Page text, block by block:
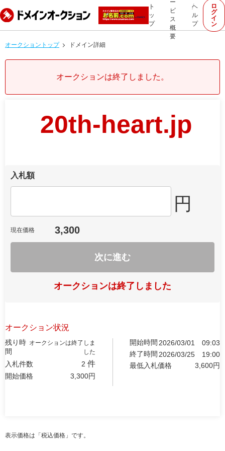
ト
ッ
プ
ー
ビ
ス
概
要
ヘ
ル
プ
ロ
グ
イ
ン
オークショントップ ドメイン詳細
オークションは終了しました。
20th-heart.jp
入札額
円
現在価格 3,300
次に進む
オークションは終了しました
オークション状況
残り時
間
オークションは終了しま
した
入札件数 2 件
開始価格 3,300円
開始時間 2026/03/01
09:03
終了時間 2026/03/25
19:00
最低入札価格
3,600円
表示価格は「税込価格」です。